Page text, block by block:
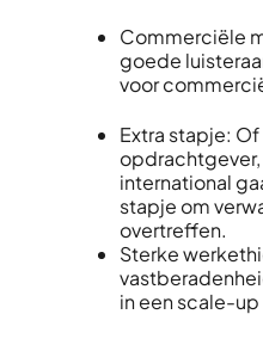
Commerciële
goede
voor
Extra stapje:
international
stapje om
overtreffen.
Sterke
in een scale-